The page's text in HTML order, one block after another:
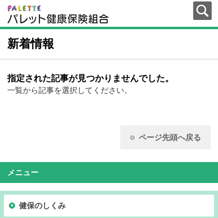
新着情報
指定された記事が見つかりませんでした。
一覧から記事を選択してください。
ページ先頭へ戻る
メニュー
健保のしくみ